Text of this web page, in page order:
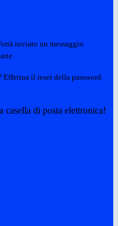
inviato un messaggio
Effettua il reset della password
casella di posta elettronica!